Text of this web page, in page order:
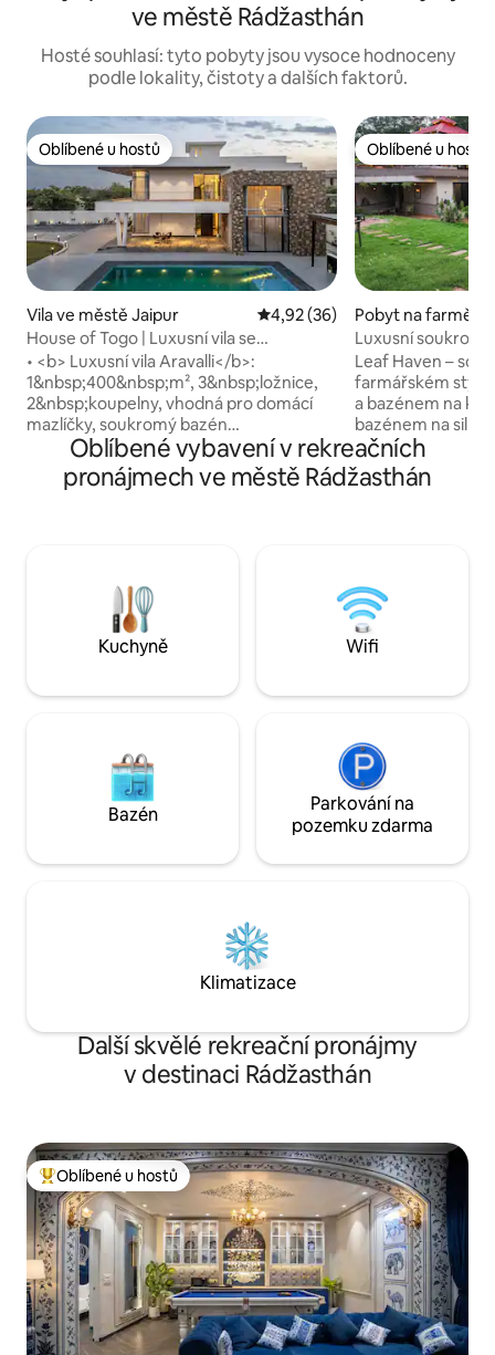
ve městě Rádžasthán
Hosté souhlasí: tyto pobyty jsou vysoce hodnoceny
podle lokality, čistoty a dalších faktorů.
Oblíbené u hostů
Oblíbené u hostů
Vila ve městě Jaipur Průměrné hodnocení 4,92 z 5,
4,92 (36)
House of Togo | Luxusní vila se
3 ložnicemi, bazénem a vířivkou
• <b> Luxusní vila Aravalli</b>:
1&nbsp;400&nbsp;m², 3&nbsp;ložnice,
2&nbsp;koupelny, vhodná pro domácí
mazlíčky, soukromý bazén
a&nbsp;vířivka&#10;• Exkluzivní dárky
<b> Summer&nbsp;Edit</b> pro naše
hosty v&nbsp;květnu, červnu
(na zavolání). K dispozici je doručování
přes Zomato/Swiggy. • <b> Zábava</b>:
vířivka, trávník o rozloze 370 m²,
kulečníkový stůl, hry uvnitř i venku, 75"
24/7 správce, kuchař k dispozici,
Oblíbené u hostů
Oblíbené u hostů
Pobyt na farmě
apura Bas
Luxusní
bazén |
Leaf Haven –
farmářském stylu
a bazénem na
bazénem na
Perfektní
shonu, ideální pro
Obklopeno
zároveň s
Vhodné pro
z domova – útulné
světa a vrať se k
Oblíbené vybavení v rekreačních
pronájmech ve městě Rádžasthán
Kuchyně Wifi
Bazén
Parkování na
pozemku zdarma
Klimatizace
Další skvělé rekreační pronájmy
v destinaci Rádžasthán
Nejlepší v kategorii Oblíbené u hostů
Oblíbené u hostů